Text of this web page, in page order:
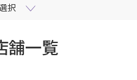
択
舗一覧